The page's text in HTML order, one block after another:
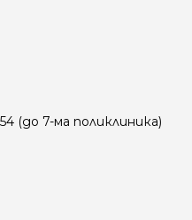
(до 7-ма поликлиника)